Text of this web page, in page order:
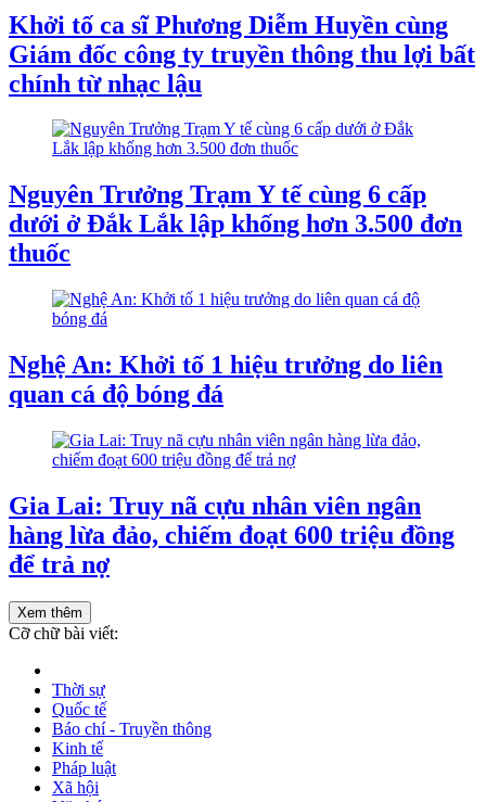
Khởi tố ca sĩ Phương Diễm Huyền cùng
Giám đốc công ty truyền thông thu lợi bất
chính từ nhạc lậu
Nguyên Trưởng Trạm Y tế cùng 6 cấp
dưới ở Đắk Lắk lập khống hơn 3.500 đơn
thuốc
Nghệ An: Khởi tố 1 hiệu trưởng do liên
quan cá độ bóng đá
Gia Lai: Truy nã cựu nhân viên ngân
hàng lừa đảo, chiếm đoạt 600 triệu đồng
để trả nợ
Xem thêm
Cỡ chữ bài viết:
Thời sự
Quốc tế
Báo chí - Truyền thông
Kinh tế
Pháp luật
Xã hội